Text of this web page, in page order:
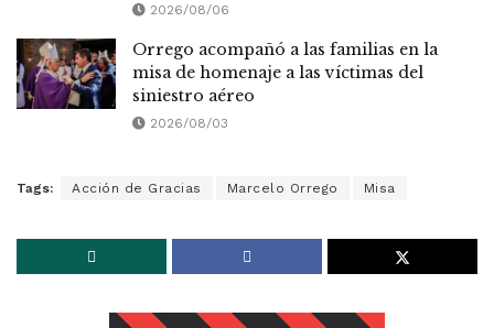
2026/08/06
Orrego acompañó a las familias en la
misa de homenaje a las víctimas del
siniestro aéreo
2026/08/03
Tags: Acción de Gracias Marcelo Orrego Misa